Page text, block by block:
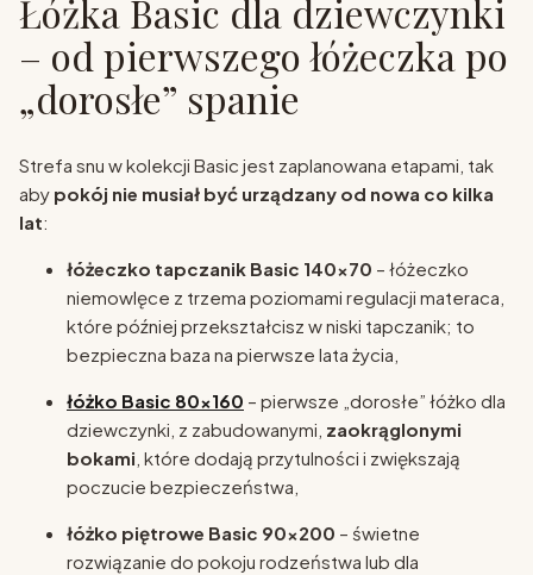
Łóżka Basic dla dziewczynki
– od pierwszego łóżeczka po
„dorosłe” spanie
Strefa snu w kolekcji Basic jest zaplanowana etapami, tak
aby pokój nie musiał być urządzany od nowa co kilka
lat:
łóżeczko tapczanik Basic 140x70 – łóżeczko
niemowlęce z trzema poziomami regulacji materaca,
które później przekształcisz w niski tapczanik; to
bezpieczna baza na pierwsze lata życia,
łóżko Basic 80x160 – pierwsze „dorosłe” łóżko dla
dziewczynki, z zabudowanymi, zaokrąglonymi
bokami , które dodają przytulności i zwiększają
poczucie bezpieczeństwa,
łóżko piętrowe Basic 90x200 – świetne
rozwiązanie do pokoju rodzeństwa lub dla